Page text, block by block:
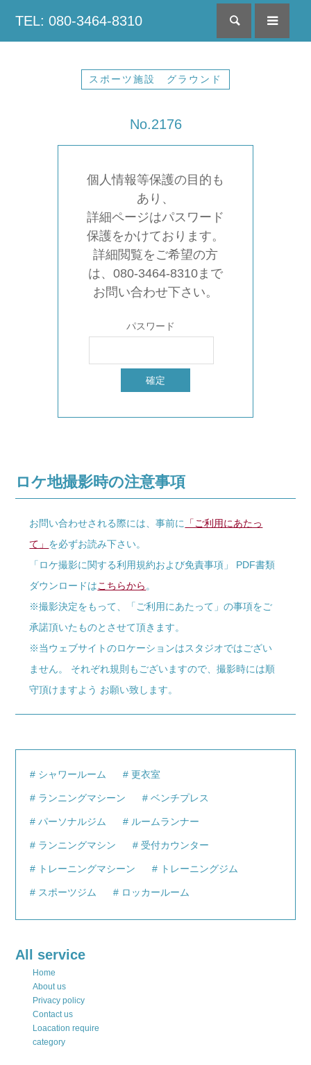
TEL: 080-3464-8310 検索
スポーツ施設 グラウンド
No.2176
個人情報等保護の目的も
あり、
詳細ページはパスワード
保護をかけております。
詳細閲覧をご希望の方
は、080-3464-8310まで
お問い合わせ下さい。
パスワード
ロケ地撮影時の注意事項
お問い合わせされる際には、事前に 「ご利用にあたっ
て」 を必ずお読み下さい。
「ロケ撮影に関する利用規約および免責事項」 PDF書類
ダウンロードはこちらから。
※撮影決定をもって、「ご利用にあたって」の事項をご
承諾頂いたものとさせて頂きます。
※当ウェブサイトのロケーションはスタジオではござい
ません。 それぞれ規則もございますので、撮影時には順
守頂けますよう お願い致します。
シャワールーム 更衣室
ランニングマシーン ベンチプレス
パーソナルジム ルームランナー
ランニングマシン 受付カウンター
トレーニングマシーン トレーニングジム
スポーツジム ロッカールーム
All service
Home
About us
Privacy policy
Contact us
Loacation require
category